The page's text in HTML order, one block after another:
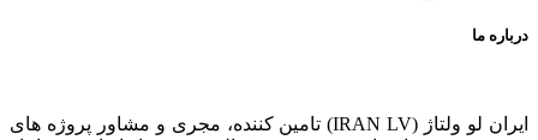
درباره ما
ایران لو ولتاژ (IRAN LV) تامین کننده، مجری و مشاور پروژه های